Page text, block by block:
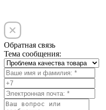
Обратная связь
Тема сообщения: